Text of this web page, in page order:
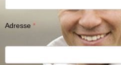
Adresse